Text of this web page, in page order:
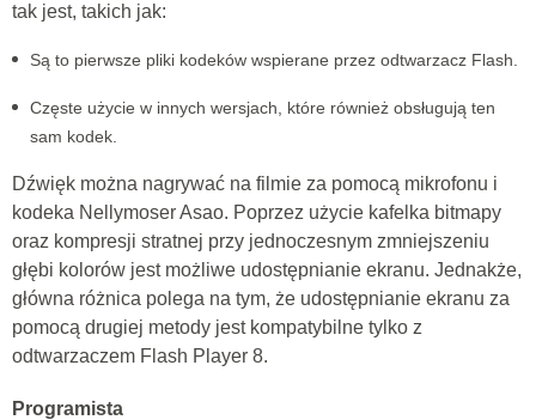
tak jest, takich jak:
Są to pierwsze pliki kodeków wspierane przez odtwarzacz Flash.
Częste użycie w innych wersjach, które również obsługują ten
sam kodek.
Dźwięk można nagrywać na filmie za pomocą mikrofonu i
kodeka Nellymoser Asao. Poprzez użycie kafelka bitmapy
oraz kompresji stratnej przy jednoczesnym zmniejszeniu
głębi kolorów jest możliwe udostępnianie ekranu. Jednakże,
główna różnica polega na tym, że udostępnianie ekranu za
pomocą drugiej metody jest kompatybilne tylko z
odtwarzaczem Flash Player 8.
Programista